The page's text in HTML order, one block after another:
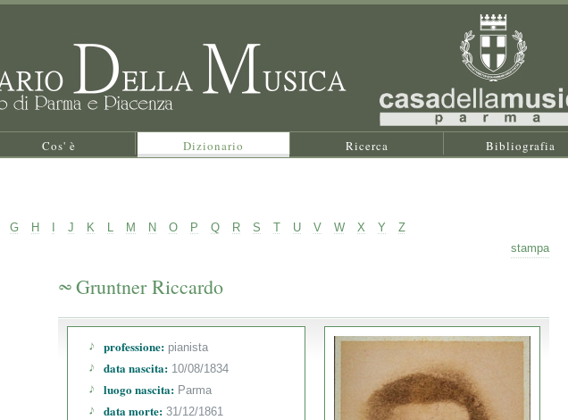
Cos' è Dizionario Ricerca Bibliografia
G H J K L M N O P Q R S T U V W X Y
Z
stampa
Gruntner Riccardo
professione: pianista
data nascita: 10/08/1834
luogo nascita: Parma
data morte: 31/12/1861